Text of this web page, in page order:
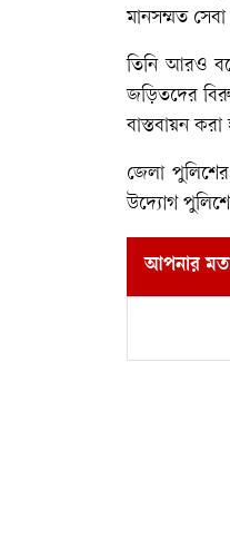
মানসম্মত
তিনি আরও
জড়িতদের
বাস্তবায়ন করা
জেলা
উদ্যোগ
আপনার